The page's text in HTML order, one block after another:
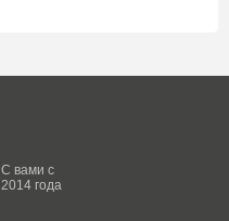
С вами с
2014 года